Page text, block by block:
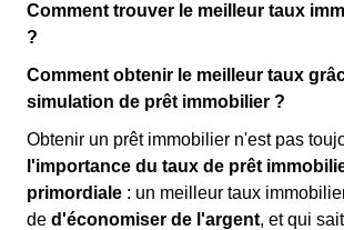
Comment trouver le meilleur taux
?
Comment obtenir le meilleur taux
simulation de prêt immobilier ?
Obtenir un prêt immobilier n'est pas
l'importance du taux de prêt
primordiale : un meilleur taux
de d'économiser de l'argent, et qui